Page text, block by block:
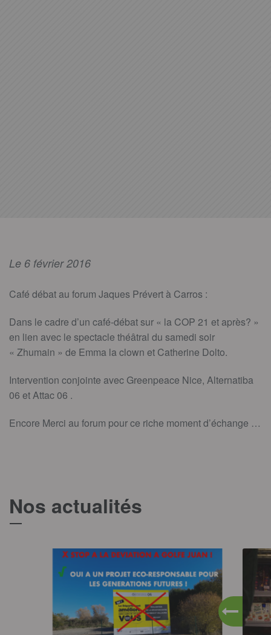
Le 6 février 2016
Café débat au forum Jaques Prévert à Carros :
Dans le cadre d’un café-débat sur « la COP 21 et après? »
en lien avec le spectacle théâtral du samedi soir
« Zhumain » de Emma la clown et Catherine Dolto.
Intervention conjointe avec Greenpeace Nice, Alternatiba
06 et Attac 06 .
Encore Merci au forum pour ce riche moment d’échange …
Nos actualités